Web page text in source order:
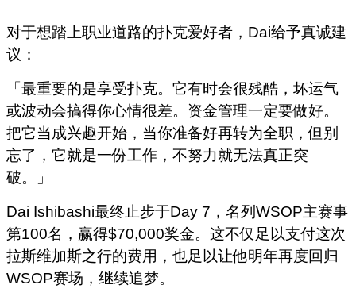
对于想踏上职业道路的扑克爱好者，Dai给予真诚建
议：
「最重要的是享受扑克。它有时会很残酷，坏运气
或波动会搞得你心情很差。资金管理一定要做好。
把它当成兴趣开始，当你准备好再转为全职，但别
忘了，它就是一份工作，不努力就无法真正突
破。」
Dai Ishibashi最终止步于Day 7，名列WSOP主赛事
第100名，赢得$70,000奖金。这不仅足以支付这次
拉斯维加斯之行的费用，也足以让他明年再度回归
WSOP赛场，继续追梦。